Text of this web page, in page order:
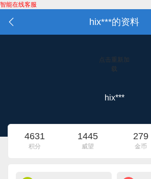
智能在线客服
hix***的资料
点击重新加
载
hix***
4631
积分
1445
威望
279
金币